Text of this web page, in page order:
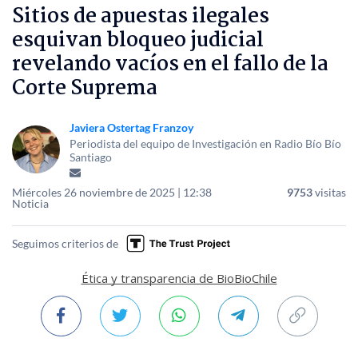
Sitios de apuestas ilegales
esquivan bloqueo judicial
revelando vacíos en el fallo de la
Corte Suprema
Javiera Ostertag Franzoy
Periodista del equipo de Investigación en Radio Bío Bío
Santiago
Miércoles 26 noviembre de 2025 | 12:38
Noticia
9753visitas
Seguimos criterios de
Ética y transparencia de BioBioChile